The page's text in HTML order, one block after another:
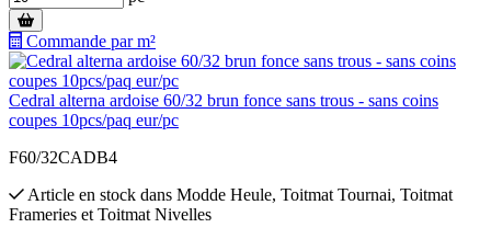
Commande par m²
Cedral alterna ardoise 60/32 brun fonce sans trous - sans coins
coupes 10pcs/paq eur/pc
F60/32CADB4
Article en stock dans Modde Heule, Toitmat Tournai, Toitmat
Frameries et Toitmat Nivelles